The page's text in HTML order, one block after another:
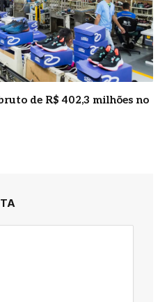
de R$ 402,3 milhões no